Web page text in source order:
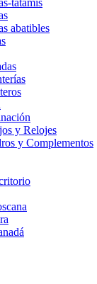
abatibles
y Relojes
y Complementos